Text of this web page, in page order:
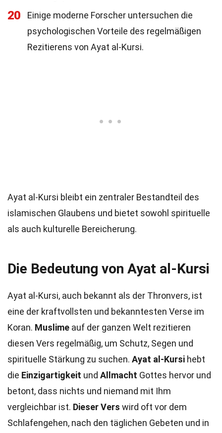
20
Einige moderne Forscher untersuchen die
psychologischen Vorteile des regelmäßigen
Rezitierens von Ayat al-Kursi.
Ayat al-Kursi bleibt ein zentraler Bestandteil des
islamischen Glaubens und bietet sowohl spirituelle
als auch kulturelle Bereicherung.
Die Bedeutung von Ayat al-Kursi
Ayat al-Kursi, auch bekannt als der Thronvers, ist
eine der kraftvollsten und bekanntesten Verse im
Koran. Muslime auf der ganzen Welt rezitieren
diesen Vers regelmäßig, um Schutz, Segen und
spirituelle Stärkung zu suchen. Ayat al-Kursi hebt
die Einzigartigkeit und Allmacht Gottes hervor und
betont, dass nichts und niemand mit Ihm
vergleichbar ist. Dieser Vers wird oft vor dem
Schlafengehen, nach den täglichen Gebeten und in